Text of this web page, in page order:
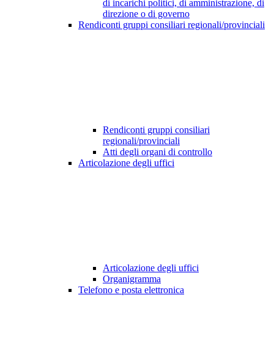
di incarichi politici, di amministrazione, di
direzione o di governo
Rendiconti gruppi consiliari regionali/provinciali
Rendiconti gruppi consiliari
regionali/provinciali
Atti degli organi di controllo
Articolazione degli uffici
Articolazione degli uffici
Organigramma
Telefono e posta elettronica